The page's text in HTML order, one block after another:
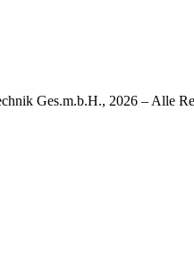
Ges.m.b.H., 2026 – Alle